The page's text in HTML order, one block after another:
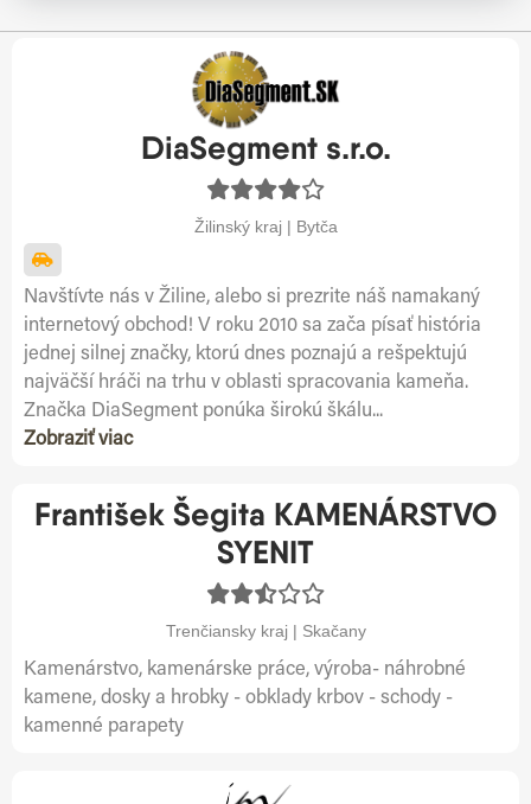
DiaSegment s.r.o.
Žilinský kraj | Bytča
Navštívte nás v Žiline, alebo si prezrite náš namakaný
internetový obchod! V roku 2010 sa zača písať história
jednej silnej značky, ktorú dnes poznajú a rešpektujú
najväčší hráči na trhu v oblasti spracovania kameňa.
Značka DiaSegment ponúka širokú škálu...
Zobraziť viac
František Šegita KAMENÁRSTVO
SYENIT
Trenčiansky kraj | Skačany
Kamenárstvo, kamenárske práce, výroba- náhrobné
kamene, dosky a hrobky - obklady krbov - schody -
kamenné parapety